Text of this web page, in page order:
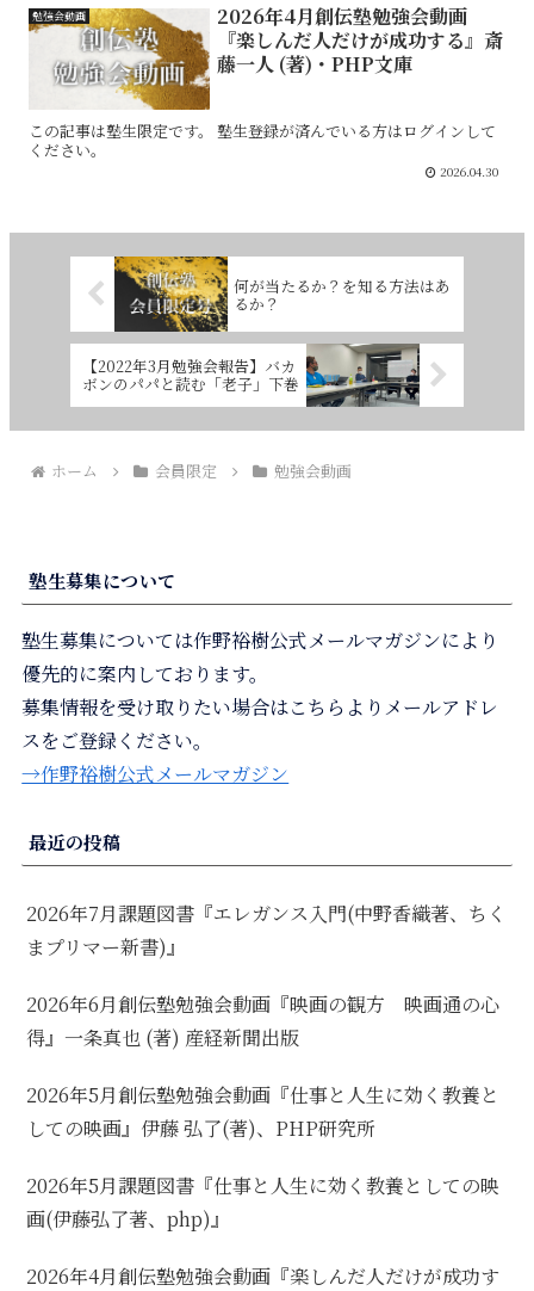
勉強会動画
2026年4月創伝塾勉強会動画
『楽しんだ人だけが成功する』斎
藤一人 (著)・PHP文庫
この記事は塾生限定です。 塾生登録が済んでいる方はログインして
ください。
2026.04.30
何が当たるか？を知る方法はあ
るか？
【2022年3月勉強会報告】バカ
ボンのパパと読む「老子」下巻
ホーム 会員限定 勉強会動画
塾生募集について
塾生募集については作野裕樹公式メールマガジンにより
優先的に案内しております。
募集情報を受け取りたい場合はこちらよりメールアドレ
スをご登録ください。
→作野裕樹公式メールマガジン
最近の投稿
2026年7月課題図書『エレガンス入門(中野香織著、ちく
まプリマー新書)』
2026年6月創伝塾勉強会動画『映画の観方 映画通の心
得』一条真也 (著) 産経新聞出版
2026年5月創伝塾勉強会動画『仕事と人生に効く教養と
しての映画』伊藤 弘了(著)、PHP研究所
2026年5月課題図書『仕事と人生に効く教養としての映
画(伊藤弘了著、php)』
2026年4月創伝塾勉強会動画『楽しんだ人だけが成功す